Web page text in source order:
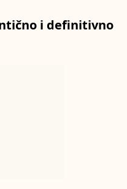
i definitivno